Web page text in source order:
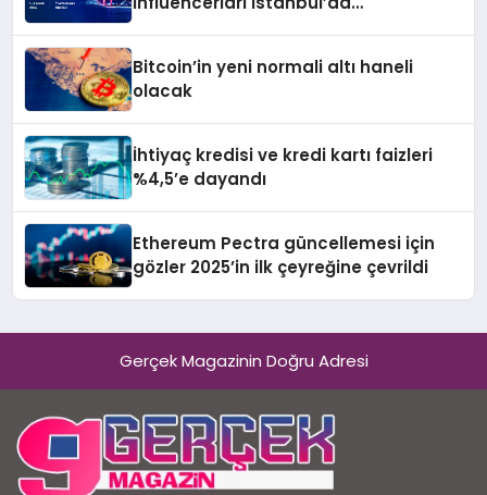
Bitcoin’in yeni normali altı haneli
olacak
İhtiyaç kredisi ve kredi kartı faizleri
%4,5’e dayandı
Ethereum Pectra güncellemesi için
gözler 2025’in ilk çeyreğine çevrildi
Gerçek Magazinin Doğru Adresi